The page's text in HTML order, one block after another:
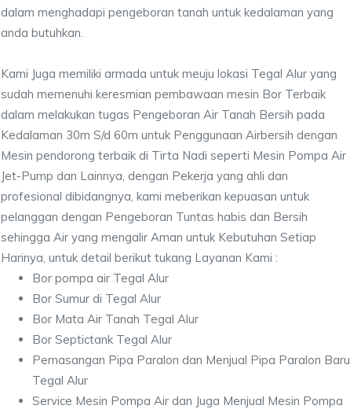
dalam menghadapi pengeboran tanah untuk kedalaman yang
anda butuhkan.
Kami Juga memiliki armada untuk meuju lokasi Tegal Alur yang
sudah memenuhi keresmian pembawaan mesin Bor Terbaik
dalam melakukan tugas Pengeboran Air Tanah Bersih pada
Kedalaman 30m S/d 60m untuk Penggunaan Airbersih dengan
Mesin pendorong terbaik di Tirta Nadi seperti Mesin Pompa Air
Jet-Pump dan Lainnya, dengan Pekerja yang ahli dan
profesional dibidangnya, kami meberikan kepuasan untuk
pelanggan dengan Pengeboran Tuntas habis dan Bersih
sehingga Air yang mengalir Aman untuk Kebutuhan Setiap
Harinya, untuk detail berikut tukang Layanan Kami :
Bor pompa air Tegal Alur
Bor Sumur di Tegal Alur
Bor Mata Air Tanah Tegal Alur
Bor Septictank Tegal Alur
Pemasangan Pipa Paralon dan Menjual Pipa Paralon Baru
Tegal Alur
Service Mesin Pompa Air dan Juga Menjual Mesin Pompa